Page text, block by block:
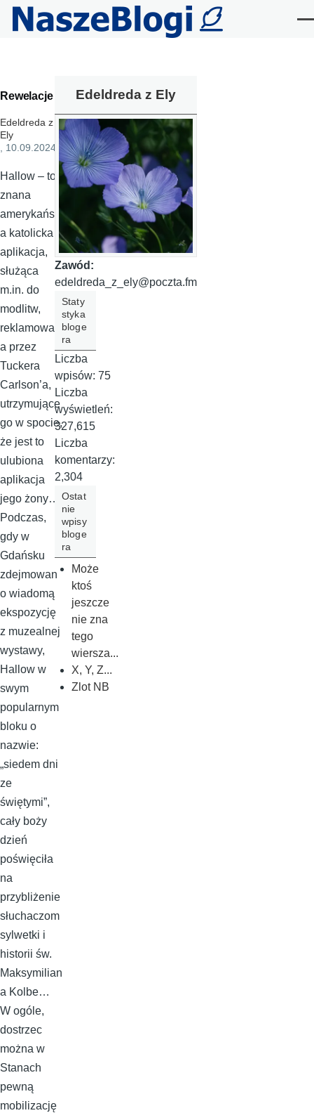
Przejdź do treści
Rewelacje
Edeldreda z
Ely
, 10.09.2024
Hallow – to
znana
amerykańsk
a katolicka
aplikacja,
służąca
m.in. do
modlitw,
reklamowan
a przez
Tuckera
Carlson’a,
utrzymujące
go w spocie,
że jest to
ulubiona
aplikacja
jego żony…
Podczas,
gdy w
Gdańsku
zdejmowan
o wiadomą
ekspozycję
z muzealnej
wystawy,
Hallow w
swym
popularnym
bloku o
nazwie:
„siedem dni
ze
świętymi”,
cały boży
dzień
poświęciła
na
przybliżenie
słuchaczom
sylwetki i
historii św.
Maksymilian
a Kolbe…
W ogóle,
dostrzec
można w
Stanach
pewną
mobilizację
Edeldreda z Ely
Zawód:
edeldreda_z_ely@poczta.fm
Staty
styka
bloge
ra
Liczba
wpisów: 75
Liczba
wyświetleń:
327,615
Liczba
komentarzy:
2,304
Ostat
nie
wpisy
bloge
ra
Może
ktoś
jeszcze
nie zna
tego
wiersza...
X, Y, Z...
Zlot NB